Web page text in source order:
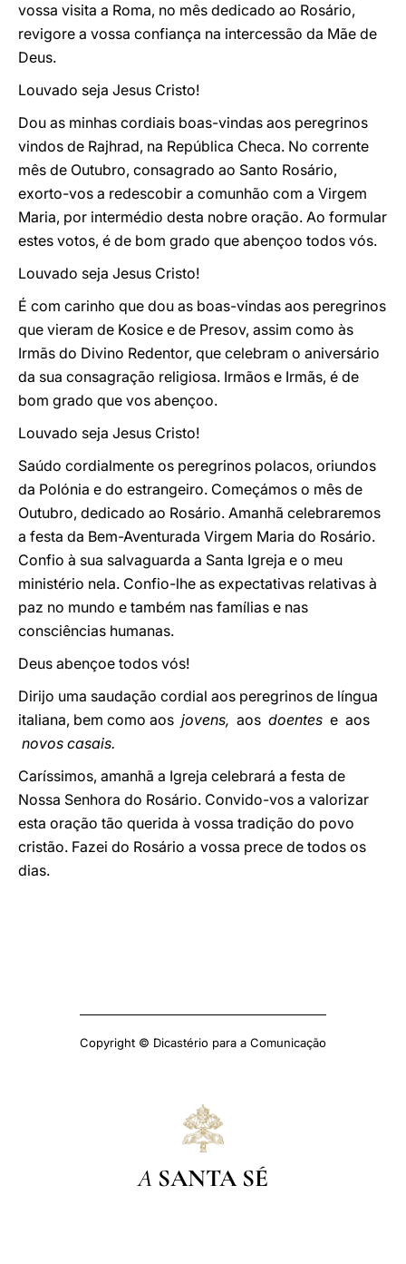
vossa visita a Roma, no mês dedicado ao Rosário,
revigore a vossa confiança na intercessão da Mãe de
Deus.
Louvado seja Jesus Cristo!
Dou as minhas cordiais boas-vindas aos peregrinos
vindos de Rajhrad, na República Checa. No corrente
mês de Outubro, consagrado ao Santo Rosário,
exorto-vos a redescobir a comunhão com a Virgem
Maria, por intermédio desta nobre oração. Ao formular
estes votos, é de bom grado que abençoo todos vós.
Louvado seja Jesus Cristo!
É com carinho que dou as boas-vindas aos peregrinos
que vieram de Kosice e de Presov, assim como às
Irmãs do Divino Redentor, que celebram o aniversário
da sua consagração religiosa. Irmãos e Irmãs, é de
bom grado que vos abençoo.
Louvado seja Jesus Cristo!
Saúdo cordialmente os peregrinos polacos, oriundos
da Polónia e do estrangeiro. Começámos o mês de
Outubro, dedicado ao Rosário. Amanhã celebraremos
a festa da Bem-Aventurada Virgem Maria do Rosário.
Confio à sua salvaguarda a Santa Igreja e o meu
ministério nela. Confio-lhe as expectativas relativas à
paz no mundo e também nas famílias e nas
consciências humanas.
Deus abençoe todos vós!
Dirijo uma saudação cordial aos peregrinos de língua
italiana, bem como aos jovens, aos doentes e aos
novos casais.
Caríssimos, amanhã a Igreja celebrará a festa de
Nossa Senhora do Rosário. Convido-vos a valorizar
esta oração tão querida à vossa tradição do povo
cristão. Fazei do Rosário a vossa prece de todos os
dias.
Copyright © Dicastério para a Comunicação
A SANTA SÉ